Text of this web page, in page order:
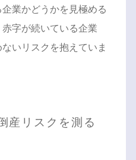
業かどうかを見極める
字が続いている企業
いリスクを抱えていま
産リスクを測る